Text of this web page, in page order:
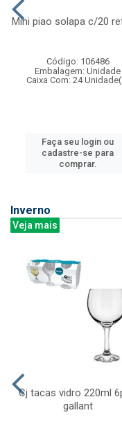
Mini piao solapa c/20
Código: 106486
Embalagem: Unidade
Caixa Com: 24
Faça seu login ou
cadastre-se para
comprar.
Inverno
Veja mais
Cj tacas vidro 220ml
gallant